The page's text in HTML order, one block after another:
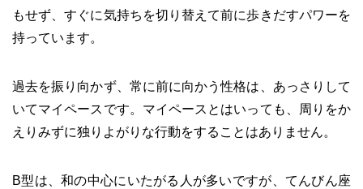
もせず、すぐに気持ちを切り替えて前に歩きだすパワーを
持っています。
過去を振り向かず、常に前に向かう性格は、あっさりして
いてマイペースです。マイペースとはいっても、周りをか
えりみずに独りよがりな行動をすることはありません。
B型は、和の中心にいたがる人が多いですが、てんびん座